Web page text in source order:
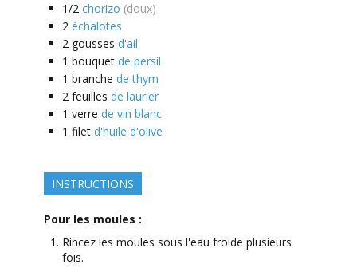
1/2 chorizo (doux)
2 échalotes
2 gousses d'ail
1 bouquet de persil
1 branche de thym
2 feuilles de laurier
1 verre de vin blanc
1 filet d'huile d'olive
INSTRUCTIONS
Pour les moules :
Rincez les moules sous l'eau froide plusieurs
fois.